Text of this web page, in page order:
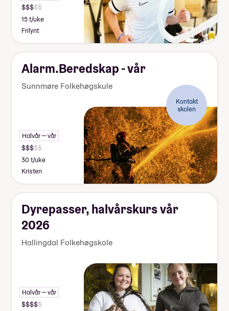
15 t/uke
Frilynt
Alarm.Beredskap - vår
Sunnmøre Folkehøgskule
Kontakt
skolen
Halvår — vår
30 t/uke
Kristen
Dyrepasser, halvårskurs vår
2026
Hallingdal Folkehøgskole
Halvår — vår